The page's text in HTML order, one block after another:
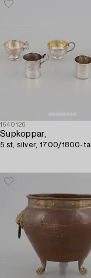
1640126
Supkoppar,
5 st, silver, 1700/1800-tal.